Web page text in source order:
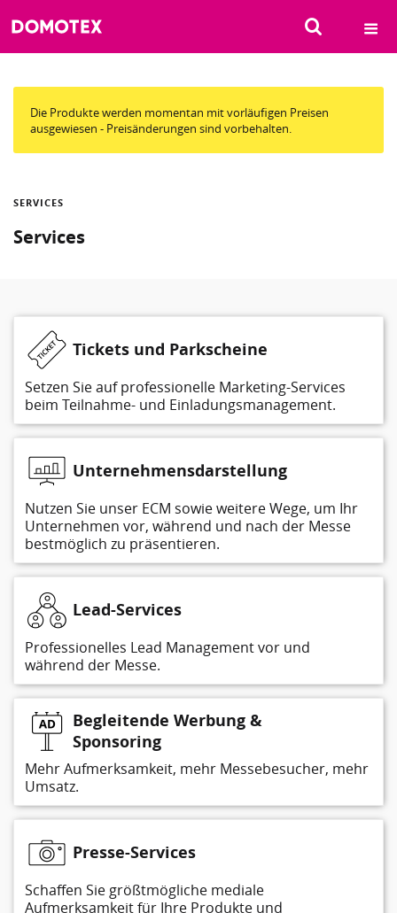
Die Produkte werden momentan mit vorläufigen Preisen
ausgewiesen - Preisänderungen sind vorbehalten.
SERVICES
Services
Tickets und Parkscheine
Setzen Sie auf professionelle Marketing-Services
beim Teilnahme- und Einladungsmanagement.
Unternehmensdarstellung
Nutzen Sie unser ECM sowie weitere Wege, um Ihr
Unternehmen vor, während und nach der Messe
bestmöglich zu präsentieren.
Lead-Services
Professionelles Lead Management vor und
während der Messe.
Begleitende Werbung &
Sponsoring
Mehr Aufmerksamkeit, mehr Messebesucher, mehr
Umsatz.
Presse-Services
Schaffen Sie größtmögliche mediale
Aufmerksamkeit für Ihre Produkte und